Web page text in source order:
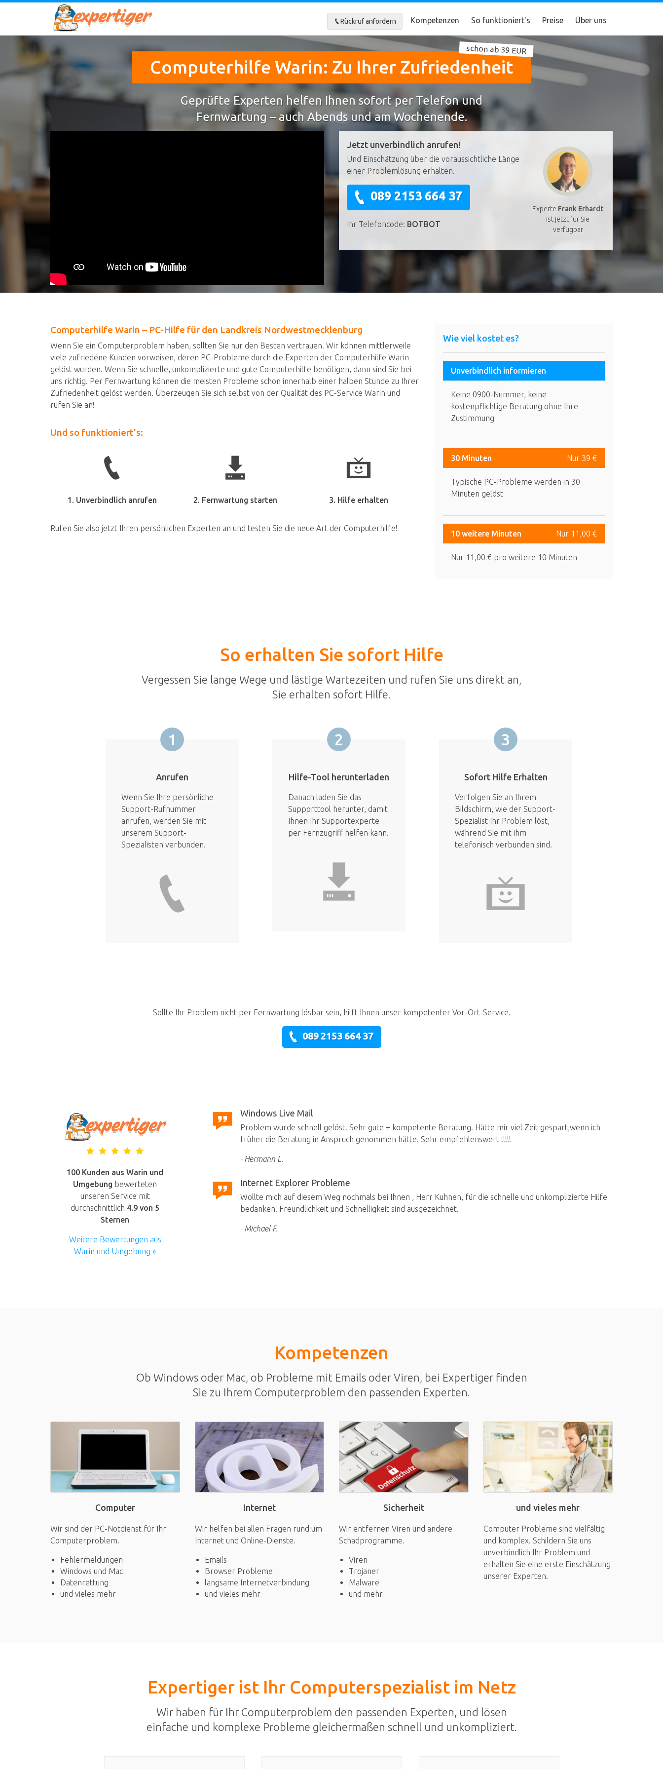
Rückruf anfordern Kompetenzen So funktioniert's Preise Über uns
Computerhilfe Warin: Zu Ihrer Zufriedenheit
schon ab 39 EUR
Geprüfte Experten helfen Ihnen sofort per Telefon und
Fernwartung – auch Abends und am Wochenende.
Experte Frank Erhardt
ist jetzt für Sie
verfügbar
Jetzt unverbindlich anrufen!
Und Einschätzung über die voraussichtliche Länge
einer Problemlösung erhalten.
089 2153 664 37
Ihr Telefoncode: BOTBOT
Computerhilfe Warin – PC-Hilfe für den Landkreis Nordwestmecklenburg
Wenn Sie ein Computerproblem haben, sollten Sie nur den Besten vertrauen. Wir können mittlerweile
viele zufriedene Kunden vorweisen, deren PC-Probleme durch die Experten der Computerhilfe Warin
gelöst wurden. Wenn Sie schnelle, unkomplizierte und gute Computerhilfe benötigen, dann sind Sie bei
uns richtig. Per Fernwartung können die meisten Probleme schon innerhalb einer halben Stunde zu Ihrer
Zufriedenheit gelöst werden. Überzeugen Sie sich selbst von der Qualität des PC-Service Warin und
rufen Sie an!
Und so funktioniert's:
1. Unverbindlich anrufen 2. Fernwartung starten 3. Hilfe erhalten
Rufen Sie also jetzt Ihren persönlichen Experten an und testen Sie die neue Art der Computerhilfe!
Wie viel kostet es?
Unverbindlich informieren
Keine 0900-Nummer, keine
kostenpflichtige Beratung ohne Ihre
Zustimmung
30 Minuten Nur 39 €
Typische PC-Probleme werden in 30
Minuten gelöst
10 weitere Minuten Nur 11,00 €
Nur 11,00 € pro weitere 10 Minuten
So erhalten Sie sofort Hilfe
Vergessen Sie lange Wege und lästige Wartezeiten und rufen Sie uns direkt an,
Sie erhalten sofort Hilfe.
1
Anrufen
Wenn Sie Ihre persönliche
Support-Rufnummer
anrufen, werden Sie mit
unserem Support-
Spezialisten verbunden.
2
Hilfe-Tool herunterladen
Danach laden Sie das
Supporttool herunter, damit
Ihnen Ihr Supportexperte
per Fernzugriff helfen kann.
3
Sofort Hilfe Erhalten
Verfolgen Sie an Ihrem
Bildschirm, wie der Support-
Spezialist Ihr Problem löst,
während Sie mit ihm
telefonisch verbunden sind.
Sollte Ihr Problem nicht per Fernwartung lösbar sein, hilft Ihnen unser kompetenter Vor-Ort-Service.
089 2153 664 37
100 Kunden aus Warin und
Umgebung bewerteten
unseren Service mit
durchschnittlich 4.9 von 5
Sternen
Weitere Bewertungen aus
Warin und Umgebung »
Windows Live Mail
Problem wurde schnell gelöst. Sehr gute + kompetente Beratung. Hätte mir viel Zeit gespart,wenn ich
früher die Beratung in Anspruch genommen hätte. Sehr empfehlenswert !!!!!
Hermann L.
Internet Explorer Probleme
Wollte mich auf diesem Weg nochmals bei Ihnen , Herr Kuhnen, für die schnelle und unkomplizierte Hilfe
bedanken. Freundlichkeit und Schnelligkeit sind ausgezeichnet.
Michael F.
Kompetenzen
Ob Windows oder Mac, ob Probleme mit Emails oder Viren, bei Expertiger finden
Sie zu Ihrem Computerproblem den passenden Experten.
Computer
Wir sind der PC-Notdienst für Ihr
Computerproblem.
Fehlermeldungen
Windows und Mac
Datenrettung
und vieles mehr
Internet
Wir helfen bei allen Fragen rund um
Internet und Online-Dienste.
Emails
Browser Probleme
langsame Internetverbindung
und vieles mehr
Sicherheit
Wir entfernen Viren und andere
Schadprogramme.
Viren
Trojaner
Malware
und mehr
und vieles mehr
Computer Probleme sind vielfältig
und komplex. Schildern Sie uns
unverbindlich Ihr Problem und
erhalten Sie eine erste Einschätzung
unserer Experten.
Expertiger ist Ihr Computerspezialist im Netz
Wir haben für Ihr Computerproblem den passenden Experten, und lösen
einfache und komplexe Probleme gleichermaßen schnell und unkompliziert.